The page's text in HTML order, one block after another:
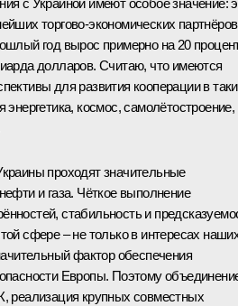
с Украиной имеют особое значение:
торгово-экономических
год вырос примерно на 20
долларов. Считаю, что имеются
для развития кооперации в
энергетика, космос, самолётостроение,
проходят значительные
и газа. Чёткое выполнение
стабильность и
сфере – не только в интересах
фактор обеспечения
Европы. Поэтому
реализация крупных совместных